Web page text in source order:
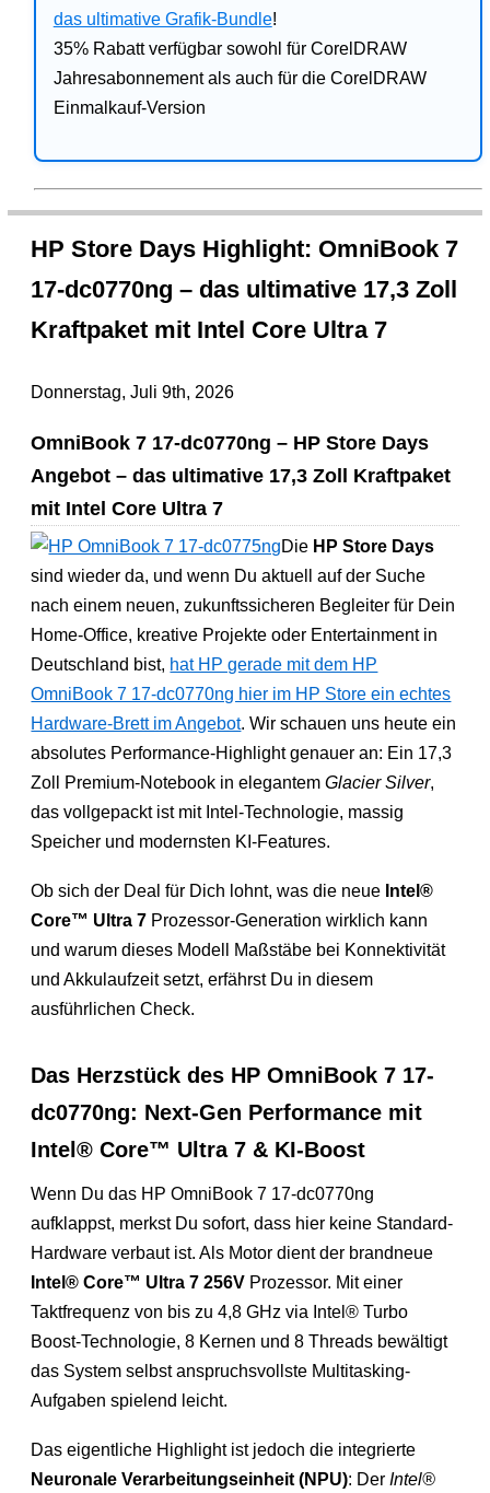
das ultimative Grafik-Bundle!
35% Rabatt verfügbar sowohl für CorelDRAW
Jahresabonnement als auch für die CorelDRAW
Einmalkauf-Version
HP Store Days Highlight: OmniBook 7
17-dc0770ng – das ultimative 17,3 Zoll
Kraftpaket mit Intel Core Ultra 7
Donnerstag, Juli 9th, 2026
OmniBook 7 17-dc0770ng – HP Store Days
Angebot – das ultimative 17,3 Zoll Kraftpaket
mit Intel Core Ultra 7
Die HP Store Days
sind wieder da, und wenn Du aktuell auf der Suche
nach einem neuen, zukunftssicheren Begleiter für Dein
Home-Office, kreative Projekte oder Entertainment in
Deutschland bist, hat HP gerade mit dem HP
OmniBook 7 17-dc0770ng hier im HP Store ein echtes
Hardware-Brett im Angebot. Wir schauen uns heute ein
absolutes Performance-Highlight genauer an: Ein 17,3
Zoll Premium-Notebook in elegantemGlacier Silver,
das vollgepackt ist mit Intel-Technologie, massig
Speicher und modernsten KI-Features.
Ob sich der Deal für Dich lohnt, was die neue Intel®
Core™ Ultra 7 Prozessor-Generation wirklich kann
und warum dieses Modell Maßstäbe bei Konnektivität
und Akkulaufzeit setzt, erfährst Du in diesem
ausführlichen Check.
Das Herzstück des HP OmniBook 7 17-
dc0770ng: Next-Gen Performance mit
Intel® Core™ Ultra 7 & KI-Boost
Wenn Du das HP OmniBook 7 17-dc0770ng
aufklappst, merkst Du sofort, dass hier keine Standard-
Hardware verbaut ist. Als Motor dient der brandneue
Intel® Core™ Ultra 7 256V Prozessor. Mit einer
Taktfrequenz von bis zu 4,8 GHz via Intel® Turbo
Boost-Technologie, 8 Kernen und 8 Threads bewältigt
das System selbst anspruchsvollste Multitasking-
Aufgaben spielend leicht.
Das eigentliche Highlight ist jedoch die integrierte
Neuronale Verarbeitungseinheit (NPU): DerIntel®